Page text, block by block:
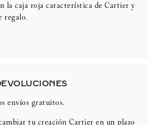
la caja roja característica de Cartier y
regalo.
envíos gratuitos.
tu creación Cartier en un plazo